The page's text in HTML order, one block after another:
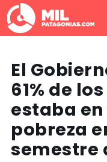
El
61% de
estaba
pobreza
semestre